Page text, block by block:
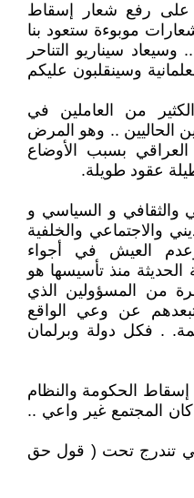
رفع شعار إسقاط
موبوءة ستعود بنا
سيناريو التناحر
وسينقلبون عليكم
من العاملين في
الحاليين .. وهو المرض
العراقي بسبب الأوضاع
عقود طويلة.
والثقافي و السياسي و
والاجتماعي والخلفية
وعدم العيش في أجواء
الحديثة منذ تأسيسها هو
من المسؤولين الذي
عن وعي الواقع
. فكل دولة وبرلمان
إسقاط الحكومة والنظام
كان المجتمع غير واعي ..
تندرج تحت ( قول حق